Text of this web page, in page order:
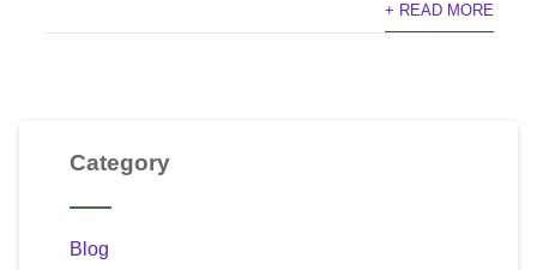
+ READ MORE
Category
Blog